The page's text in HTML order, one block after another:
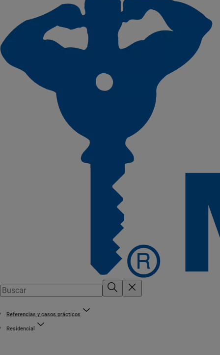
Referencias y casos prácticos
Residencial